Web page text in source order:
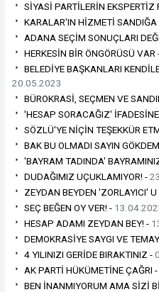
SİYASİ PARTİLERİN EKSPERTİZ
KARALAR'IN HİZMETİ SANDIĞA
ADANA SEÇİM SONUÇLARI
HERKESİN BİR ÖNGÖRÜSÜ VAR
BELEDİYE BAŞKANLARI
20.05.2023
BÜROKRASİ, SEÇMEN VE
'HESAP SORACAĞIZ'
SÖZLÜ'YE NİÇİN TEŞEKKÜR
BAK BU OLMADI SAYIN
'BAYRAM TADINDA'
DUDAĞIMIZ UÇUKLAMIYOR! -
ZEYDAN BEYDEN 'ZORLAYICI'
SEÇ BEĞEN OY VER! -
HESAP ADAMI ZEYDAN BEY! -
DEMOKRASİYE SAYGI VE
4 YILINIZI GERİDE BIRAKTINIZ -
AK PARTİ HÜKÜMETİNE ÇAĞRI -
BEN İNANMIYORUM AMA SİZİ